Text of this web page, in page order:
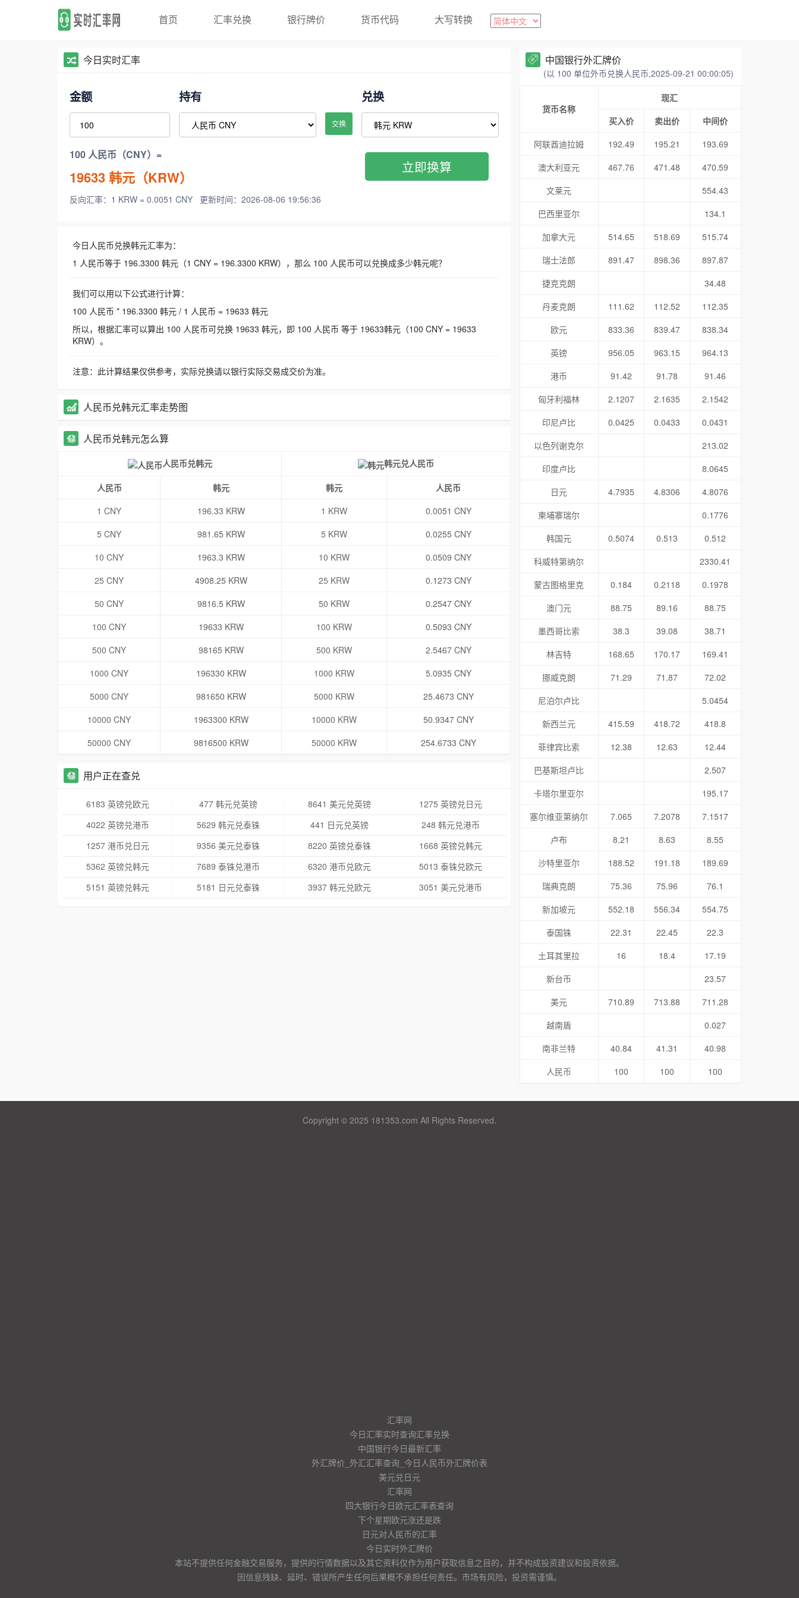
首页 汇率兑换 银行牌价 货币代码 大写转换
今日实时汇率
金额 持有
交换
兑换
100 人民币（CNY）=
19633韩元（KRW）
反向汇率：1 KRW = 0.0051 CNY 更新时间：2026-08-06 19:56:36
立即换算
今日人民币兑换韩元汇率为：
1 人民币等于 196.3300 韩元（1 CNY = 196.3300 KRW），那么 100 人民币可以兑换成多少韩元呢？
我们可以用以下公式进行计算：
100 人民币 * 196.3300 韩元 / 1 人民币 = 19633 韩元
所以，根据汇率可以算出 100 人民币可兑换 19633 韩元，即 100 人民币 等于 19633韩元（100 CNY = 19633
KRW）。
注意：此计算结果仅供参考，实际兑换请以银行实际交易成交价为准。
人民币兑韩元汇率走势图
人民币兑韩元怎么算
人民币兑韩元 韩元兑人民币
人民币 韩元 韩元
人民币
1 CNY
196.33 KRW 1 KRW
0.0051 CNY
5 CNY
981.65 KRW 5 KRW
0.0255 CNY
10 CNY
1963.3 KRW 10 KRW
0.0509 CNY
25 CNY
4908.25 KRW 25 KRW
0.1273 CNY
50 CNY
9816.5 KRW 50 KRW
0.2547 CNY
100 CNY
19633 KRW 100 KRW
0.5093 CNY
500 CNY
98165 KRW 500 KRW
2.5467 CNY
1000 CNY
196330 KRW 1000 KRW
5.0935 CNY
5000 CNY
981650 KRW 5000 KRW
25.4673 CNY
10000 CNY
1963300 KRW 10000 KRW
50.9347 CNY
50000 CNY
9816500 KRW 50000 KRW 254.6733 CNY
用户正在查兑
6183 英镑兑欧元 477 韩元兑英镑 8641 美元兑英镑
1275 英镑兑日元
4022 英镑兑港币
5629 韩元兑泰铢 441 日元兑英镑
248 韩元兑港币
1257 港币兑日元
9356 美元兑泰铢 8220 英镑兑泰铢
1668 英镑兑韩元
5362 英镑兑韩元
7689 泰铢兑港币 6320 港币兑欧元
5013 泰铢兑欧元
5151 英镑兑韩元
5181 日元兑泰铢 3937 韩元兑欧元 3051 美元兑港币
中国银行外汇牌价
(以 100 单位外币兑换人民币,2025-09-21 00:00:05)
货币名称
现汇
买入价
卖出价
中间价
阿联酋迪拉姆
192.49 195.21
193.69
澳大利亚元
467.76 471.48
470.59
文莱元
554.43
巴西里亚尔
134.1
加拿大元
514.65 518.69
515.74
瑞士法郎
891.47 898.36
897.87
捷克克朗
34.48
丹麦克朗
111.62 112.52
112.35
欧元
833.36 839.47
838.34
英镑
956.05 963.15
964.13
港币
91.42 91.78
91.46
匈牙利福林
2.1207 2.1635
2.1542
印尼卢比
0.0425 0.0433
0.0431
以色列谢克尔
213.02
印度卢比
8.0645
日元
4.7935 4.8306
4.8076
柬埔寨瑞尔
0.1776
韩国元
0.5074 0.513
0.512
科威特第纳尔
2330.41
蒙古图格里克
0.184 0.2118
0.1978
澳门元
88.75 89.16
88.75
墨西哥比索
38.3 39.08
38.71
林吉特
168.65 170.17
169.41
挪威克朗
71.29 71.87
72.02
尼泊尔卢比
5.0454
新西兰元
415.59 418.72
418.8
菲律宾比索
12.38 12.63
12.44
巴基斯坦卢比
2.507
卡塔尔里亚尔
195.17
塞尔维亚第纳尔
7.065 7.2078
7.1517
卢布
8.21 8.63
8.55
沙特里亚尔
188.52 191.18
189.69
瑞典克朗
75.36 75.96
76.1
新加坡元
552.18 556.34
554.75
泰国铢
22.31 22.45
22.3
土耳其里拉
16 18.4
17.19
新台币
23.57
美元
710.89 713.88
711.28
越南盾
0.027
南非兰特
40.84 41.31
40.98
人民币
100 100 100
Copyright © 2025 181353.com All Rights Reserved.
汇率网
今日汇率实时查询汇率兑换
中国银行今日最新汇率
外汇牌价_外汇汇率查询_今日人民币外汇牌价表
美元兑日元
汇率网
四大银行今日欧元汇率表查询
下个星期欧元涨还是跌
日元对人民币的汇率
今日实时外汇牌价
本站不提供任何金融交易服务，提供的行情数据以及其它资料仅作为用户获取信息之目的，并不构成投资建议和投资依据。
因信息残缺、延时、错误所产生任何后果概不承担任何责任。市场有风险，投资需谨慎。